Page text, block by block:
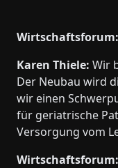
Wirtschaftsforum:
Karen Thiele: Wir
Der Neubau wird
wir einen
für geriatrische
Versorgung vom
Wirtschaftsforum: